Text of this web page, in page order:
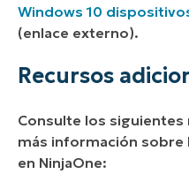
Windows 10
(enlace externo).
Recursos
Consulte los
más información
en NinjaOne: